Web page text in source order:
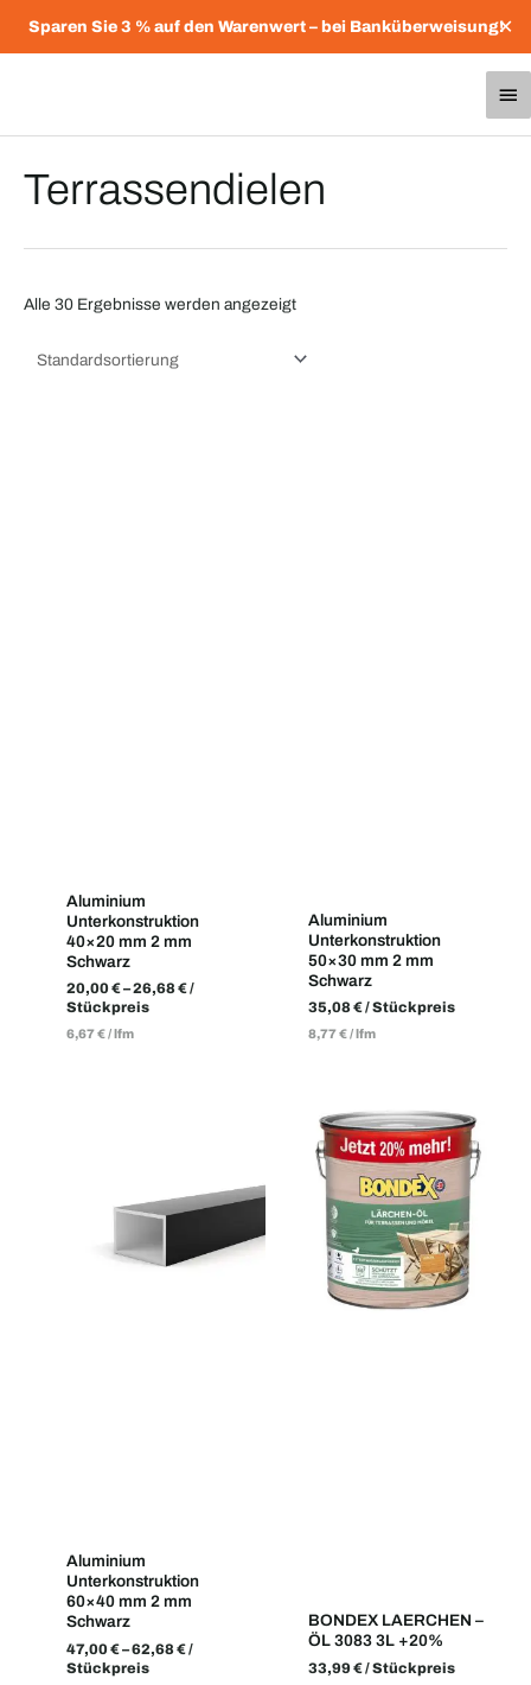
Sparen Sie 3 % auf den Warenwert – bei Banküberweisung!✕
Terrassendielen
Alle 30 Ergebnisse werden angezeigt
Aluminium
Unterkonstruktion
40×20 mm 2 mm
Schwarz
20,00€–26,68€/
Stückpreis
6,67€/lfm
Aluminium
Unterkonstruktion
50×30 mm 2 mm
Schwarz
35,08€/ Stückpreis
8,77€/lfm
Aluminium
Unterkonstruktion
60×40 mm 2 mm
Schwarz
47,00€–62,68€/
Stückpreis
BONDEX LAERCHEN –
ÖL 3083 3L +20%
33,99€/ Stückpreis